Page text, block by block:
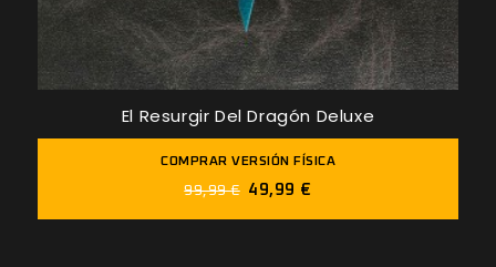
El Resurgir Del Dragón Deluxe
COMPRAR VERSIÓN FÍSICA
99,99 € 49,99 €